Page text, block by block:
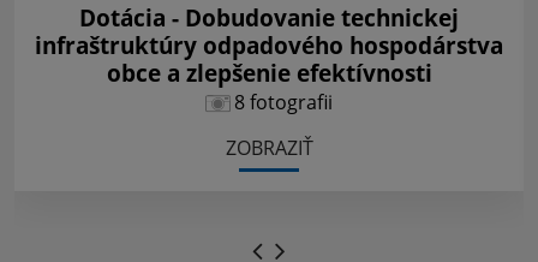
Dotácia - Dobudovanie technickej
infraštruktúry odpadového hospodárstva
obce a zlepšenie efektívnosti
8 fotografii
ZOBRAZIŤ